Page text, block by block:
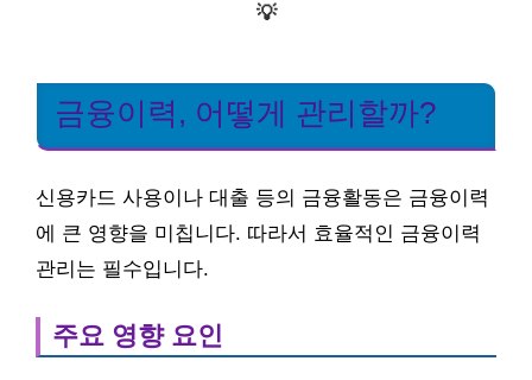
💡
금융이력, 어떻게 관리할까?
신용카드 사용이나 대출 등의 금융활동은 금융이력
에 큰 영향을 미칩니다. 따라서 효율적인 금융이력
관리는 필수입니다.
주요 영향 요인